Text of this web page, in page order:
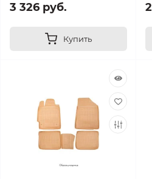
3 326 руб.
Купить